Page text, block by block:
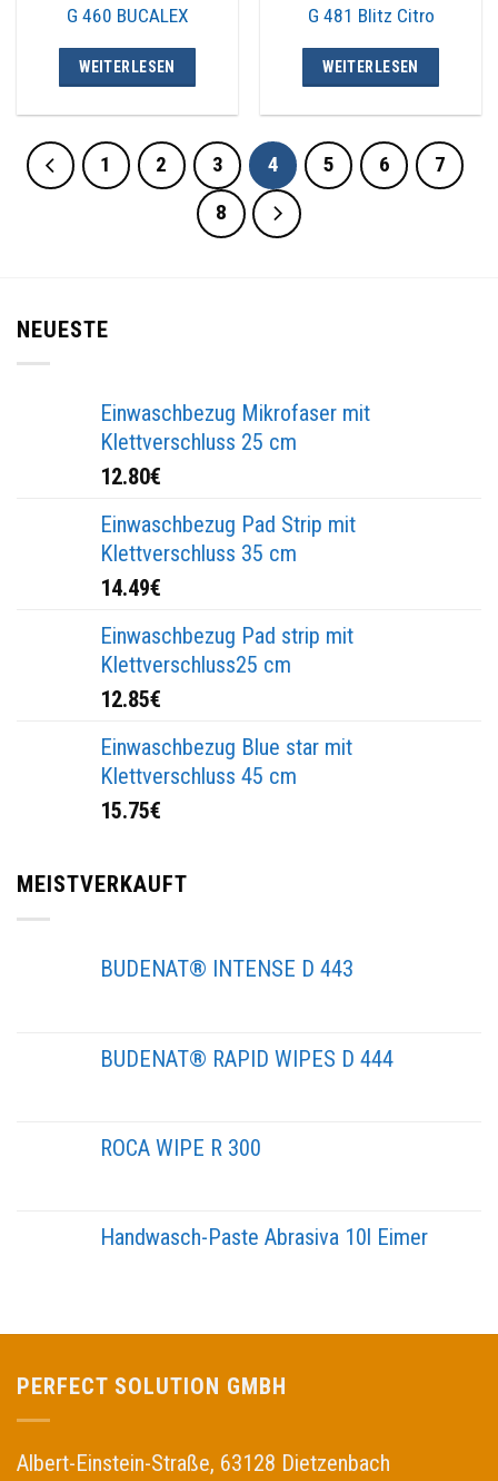
G 460 BUCALEX
WEITERLESEN
G 481 Blitz Citro
WEITERLESEN
1 2 3 4 5 6
7
8
NEUESTE
Einwaschbezug Mikrofaser mit
Klettverschluss 25 cm
12.80€
Einwaschbezug Pad Strip mit
Klettverschluss 35 cm
14.49€
Einwaschbezug Pad strip mit
Klettverschluss25 cm
12.85€
Einwaschbezug Blue star mit
Klettverschluss 45 cm
15.75€
MEISTVERKAUFT
BUDENAT® INTENSE D 443
BUDENAT® RAPID WIPES D 444
ROCA WIPE R 300
Handwasch-Paste Abrasiva 10l Eimer
PERFECT SOLUTION GMBH
Albert-Einstein-Straße, 63128 Dietzenbach